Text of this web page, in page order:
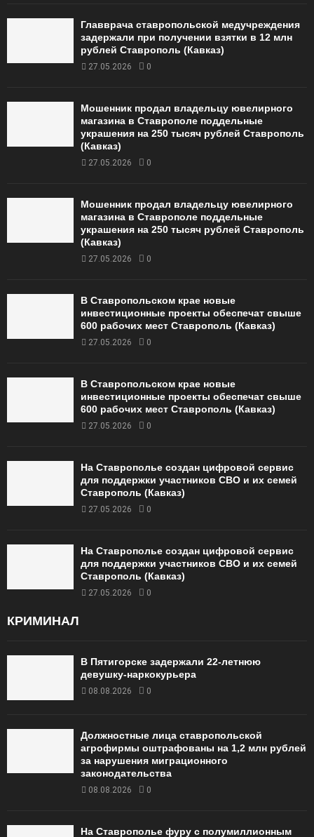
Главврача ставропольской медучреждения
задержали при получении взятки в 12 млн
рублей Ставрополь (Кавказ)
27.05.2026 0
Мошенник продал владельцу ювелирного
магазина в Ставрополе поддельные
украшения на 250 тысяч рублей Ставрополь
(Кавказ)
27.05.2026 0
Мошенник продал владельцу ювелирного
магазина в Ставрополе поддельные
украшения на 250 тысяч рублей Ставрополь
(Кавказ)
27.05.2026 0
В Ставропольском крае новые
инвестиционные проекты обеспечат свыше
600 рабочих мест Ставрополь (Кавказ)
27.05.2026 0
В Ставропольском крае новые
инвестиционные проекты обеспечат свыше
600 рабочих мест Ставрополь (Кавказ)
27.05.2026 0
На Ставрополье создан цифровой сервис
для поддержки участников СВО и их семей
Ставрополь (Кавказ)
27.05.2026 0
На Ставрополье создан цифровой сервис
для поддержки участников СВО и их семей
Ставрополь (Кавказ)
27.05.2026 0
КРИМИНАЛ
В Пятигорске задержали 22-летнюю
девушку-наркокурьера
08.08.2026 0
Должностные лица ставропольской
агрофирмы оштрафованы на 1,2 млн рублей
за нарушения миграционного
законодательства
08.08.2026 0
На Ставрополье фуру с полумиллионным